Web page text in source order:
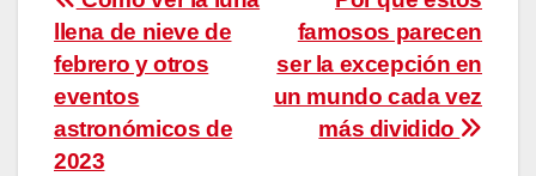
de
entradas
famosos parecen
ser la excepción en
un mundo cada vez
más dividido
llena de nieve de
febrero y otros
eventos
astronómicos de
2023